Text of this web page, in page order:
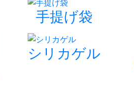
手提げ袋
シリカゲル